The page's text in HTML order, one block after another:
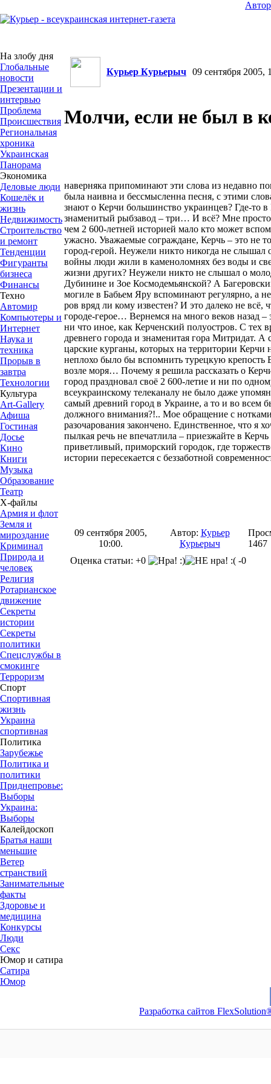
На злобу дня
Глобальные
новости
Презентации и
интервью
Проблема
Происшествия
Региональная
хроника
Украинская
Панорама
Экономика
Деловые люди
Кошелёк и
жизнь
Недвижимость
Строительство
и ремонт
Тенденции
Фигуранты
бизнеса
Финансы
Техно
Автомир
Компьютеры и
Интернет
Наука и
техника
Прорыв в
завтра
Технологии
Культура
Art-Gallery
Афиша
Гостиная
Досье
Кино
Книги
Музыка
Образование
Театр
Х-файлы
Армия и флот
Земля и
мироздание
Криминал
Природа и
человек
Религия
Ротарианское
движение
Секреты
истории
Секреты
политики
Спецслужбы в
смокинге
Терроризм
Спорт
Спортивная
жизнь
Украина
спортивная
Политика
Зарубежье
Политика и
политики
Приднепровье:
Выборы
Украина:
Выборы
Калейдоскоп
Братья наши
меньшие
Ветер
странствий
Занимательные
факты
Здоровье и
медицина
Конкурсы
Люди
Секс
Юмор и сатира
Сатира
Юмор
Курьер Курьерыч 09 сентября 2005,
Молчи, если не был в
наверняка припоминают эти слова из недавно
была наивна и бессмысленна песня, с этими
знают о Керчи большинство украинцев? Где-то
знаменитый рыбзавод – три… И всё? Мне просто
чем 2 600-летней историей мало кто может
ужасно. Уважаемые сограждане, Керчь – это не
город-герой. Неужели никто никогда не
войны люди жили в каменоломнях без воды и
жизни других? Неужели никто не слышал о
Дубинине и Зое Космодемьянской? А
могиле в Бабьем Яру вспоминают регулярно, а
ров вряд ли кому известен? И это далеко не всё,
городе-герое… Вернемся на много веков назад
ни что иное, как Керченский полуостров. С тех
древнего города и знаменитая гора Митридат.
царские курганы, которых на территории Керчи
неплохо было бы вспомнить турецкую
возле моря… Почему я решила рассказать о
город праздновал своё 2 600-летие и ни по
всеукраинскому телеканалу не было даже
самый древний город в Украине, а то и во всем
должного внимания?!.. Мое обращение с
разочарования закончено. Единственное, что я
пылкая речь не впечатлила – приезжайте в
приветливый, приморский городок, где
истории пересекается с беззаботной
09 сентября 2005,
10:00.
Автор: Курьер
Курьерыч
1467
Оценка статьи: +0
-0
Разработка сайтов